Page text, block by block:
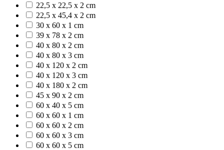
22,5 x 22,5 x 2 cm
22,5 x 45,4 x 2 cm
30 x 60 x 1 cm
39 x 78 x 2 cm
40 x 80 x 2 cm
40 x 80 x 3 cm
40 x 120 x 2 cm
40 x 120 x 3 cm
40 x 180 x 2 cm
45 x 90 x 2 cm
60 x 40 x 5 cm
60 x 60 x 1 cm
60 x 60 x 2 cm
60 x 60 x 3 cm
60 x 60 x 5 cm